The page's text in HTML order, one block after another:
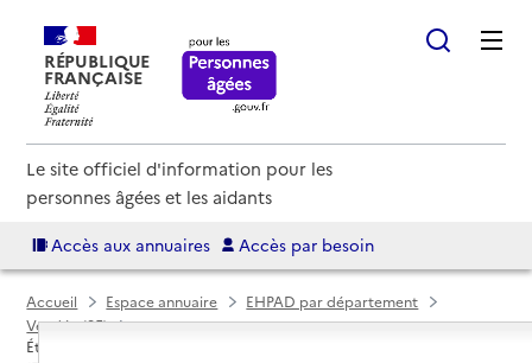
RÉPUBLIQUE
FRANÇAISE
Le site officiel d'information pour les
personnes âgées et les aidants
Accès aux annuaires Accès par besoin
Accueil Espace annuaire
EHPAD par département
Vendée (85)
Établissement d'hébergement pour personnes âgées dépendantes